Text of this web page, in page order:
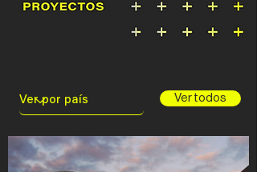
Ver todos